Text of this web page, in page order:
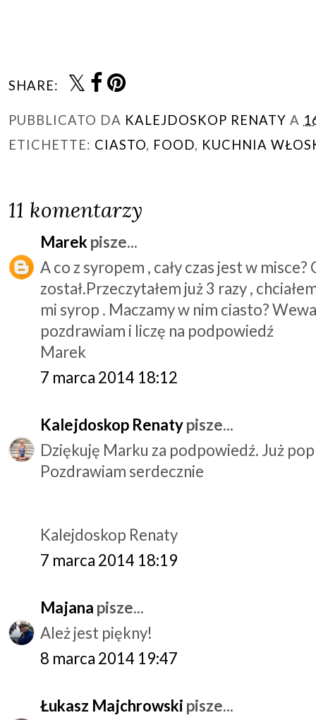
SHARE:
PUBBLICATO DA KALEJDOSKOP RENATY A
ETICHETTE: CIASTO, FOOD, KUCHNIA
11 komentarzy
Marek pisze...
A co z syropem , cały czas jest w
został.Przeczytałem już 3 razy ,
mi syrop . Maczamy w nim ciasto?
pozdrawiam i liczę na podpowiedź
Marek
7 marca 2014 18:12
Kalejdoskop Renatypisze...
Dziękuję Marku za podpowiedź. Już
Pozdrawiam serdecznie
Kalejdoskop Renaty
7 marca 2014 18:19
Majana pisze...
Ależ jest piękny!
8 marca 2014 19:47
Łukasz Majchrowski pisze...